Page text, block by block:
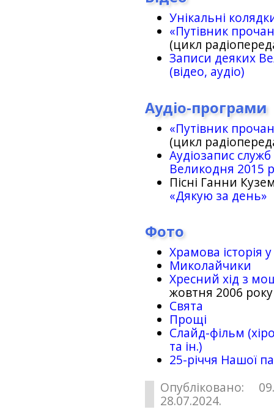
Унікальні
«Путівник
(цикл
Записи деяких
(відео, аудіо)
Аудіо-програми
«Путівник
(цикл
Аудіозапис
Великодня 2015
Пісні Ганни
«Дякую за день»
Фото
Храмова історія
Миколайчики
Хресний хід з
жовтня 2006 року
Свята
Прощі
Слайд-фільм
та ін.)
25-рiччя Нашої
Опубліковано:
28.07.2024.